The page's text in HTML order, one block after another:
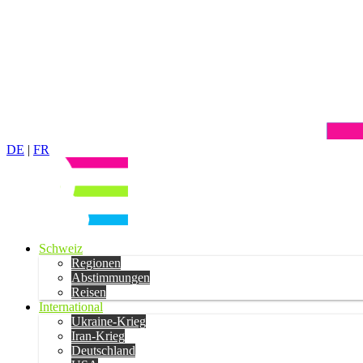
DE | FR
Schweiz
Regionen
Abstimmungen
Reisen
International
Ukraine-Krieg
Iran-Krieg
Deutschland